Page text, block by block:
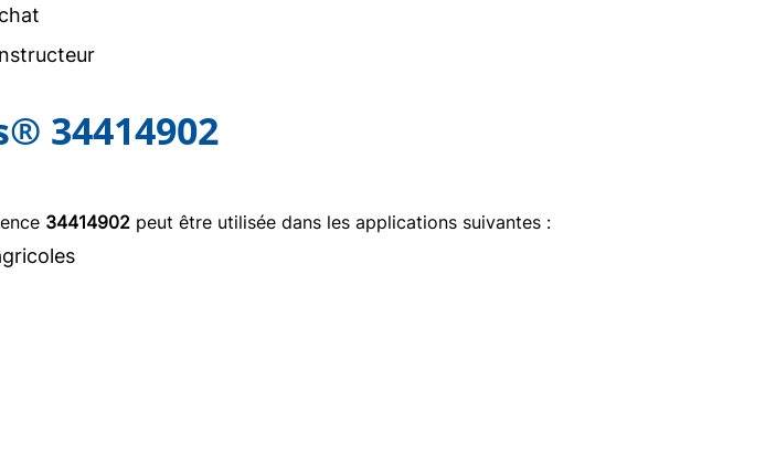
34414902
34414902 peut être utilisée dans les applications suivantes :